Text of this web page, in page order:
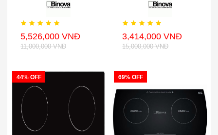
5,526,000 VNĐ
11,000,000 VNĐ
3,414,000 VNĐ
15,000,000 VNĐ
44% OFF 69% OFF